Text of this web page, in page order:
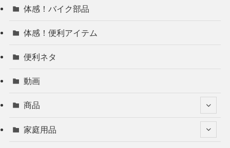
体感！バイク部品
体感！便利アイテム
便利ネタ
動画
商品
家庭用品